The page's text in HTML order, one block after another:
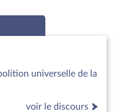
universelle de la
voir le discours